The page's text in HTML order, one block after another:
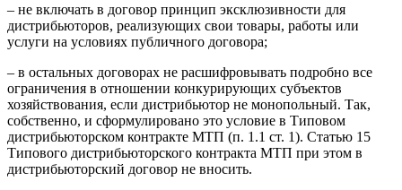
– не включать в договор принцип эксклюзивности для
дистрибьюторов, реализующих свои товары, работы или
услуги на условиях публичного договора;
– в остальных договорах не расшифровывать подробно все
ограничения в отношении конкурирующих субъектов
хозяйствования, если дистрибьютор не монопольный. Так,
собственно, и сформулировано это условие в Типовом
дистрибьюторском контракте МТП (п. 1.1 ст. 1). Статью 15
Типового дистрибьюторского контракта МТП при этом в
дистрибьюторский договор не вносить.